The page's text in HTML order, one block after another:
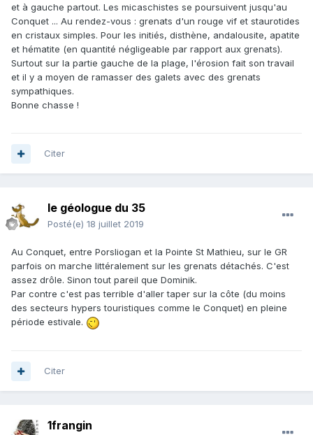
et à gauche partout. Les micaschistes se poursuivent jusqu'au
Conquet ... Au rendez-vous : grenats d'un rouge vif et staurotides
en cristaux simples. Pour les initiés, disthène, andalousite, apatite
et hématite (en quantité négligeable par rapport aux grenats).
Surtout sur la partie gauche de la plage, l'érosion fait son travail
et il y a moyen de ramasser des galets avec des grenats
sympathiques.
Bonne chasse !
Citer
le géologue du 35
Posté(e) 18 juillet 2019
Au Conquet, entre Porsliogan et la Pointe St Mathieu, sur le GR
parfois on marche littéralement sur les grenats détachés. C'est
assez drôle. Sinon tout pareil que Dominik.
Par contre c'est pas terrible d'aller taper sur la côte (du moins
des secteurs hypers touristiques comme le Conquet) en pleine
période estivale.
Citer
1frangin